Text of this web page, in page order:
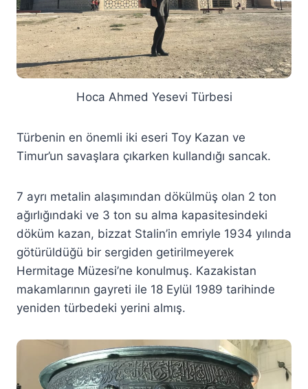
Hoca Ahmed Yesevi Türbesi
Türbenin en önemli iki eseri Toy Kazan ve
Timur’un savaşlara çıkarken kullandığı sancak.
7 ayrı metalin alaşımından dökülmüş olan 2 ton
ağırlığındaki ve 3 ton su alma kapasitesindeki
döküm kazan, bizzat Stalin’in emriyle 1934 yılında
götürüldüğü bir sergiden getirilmeyerek
Hermitage Müzesi’ne konulmuş. Kazakistan
makamlarının gayreti ile 18 Eylül 1989 tarihinde
yeniden türbedeki yerini almış.